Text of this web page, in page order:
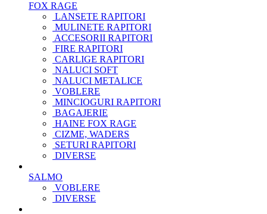
FOX RAGE
LANSETE RAPITORI
MULINETE RAPITORI
ACCESORII RAPITORI
FIRE RAPITORI
CARLIGE RAPITORI
NALUCI SOFT
NALUCI METALICE
VOBLERE
MINCIOGURI RAPITORI
BAGAJERIE
HAINE FOX RAGE
CIZME, WADERS
SETURI RAPITORI
DIVERSE
SALMO
VOBLERE
DIVERSE